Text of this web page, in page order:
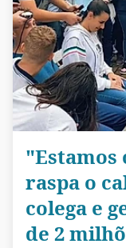
raspa o
colega e
de 2